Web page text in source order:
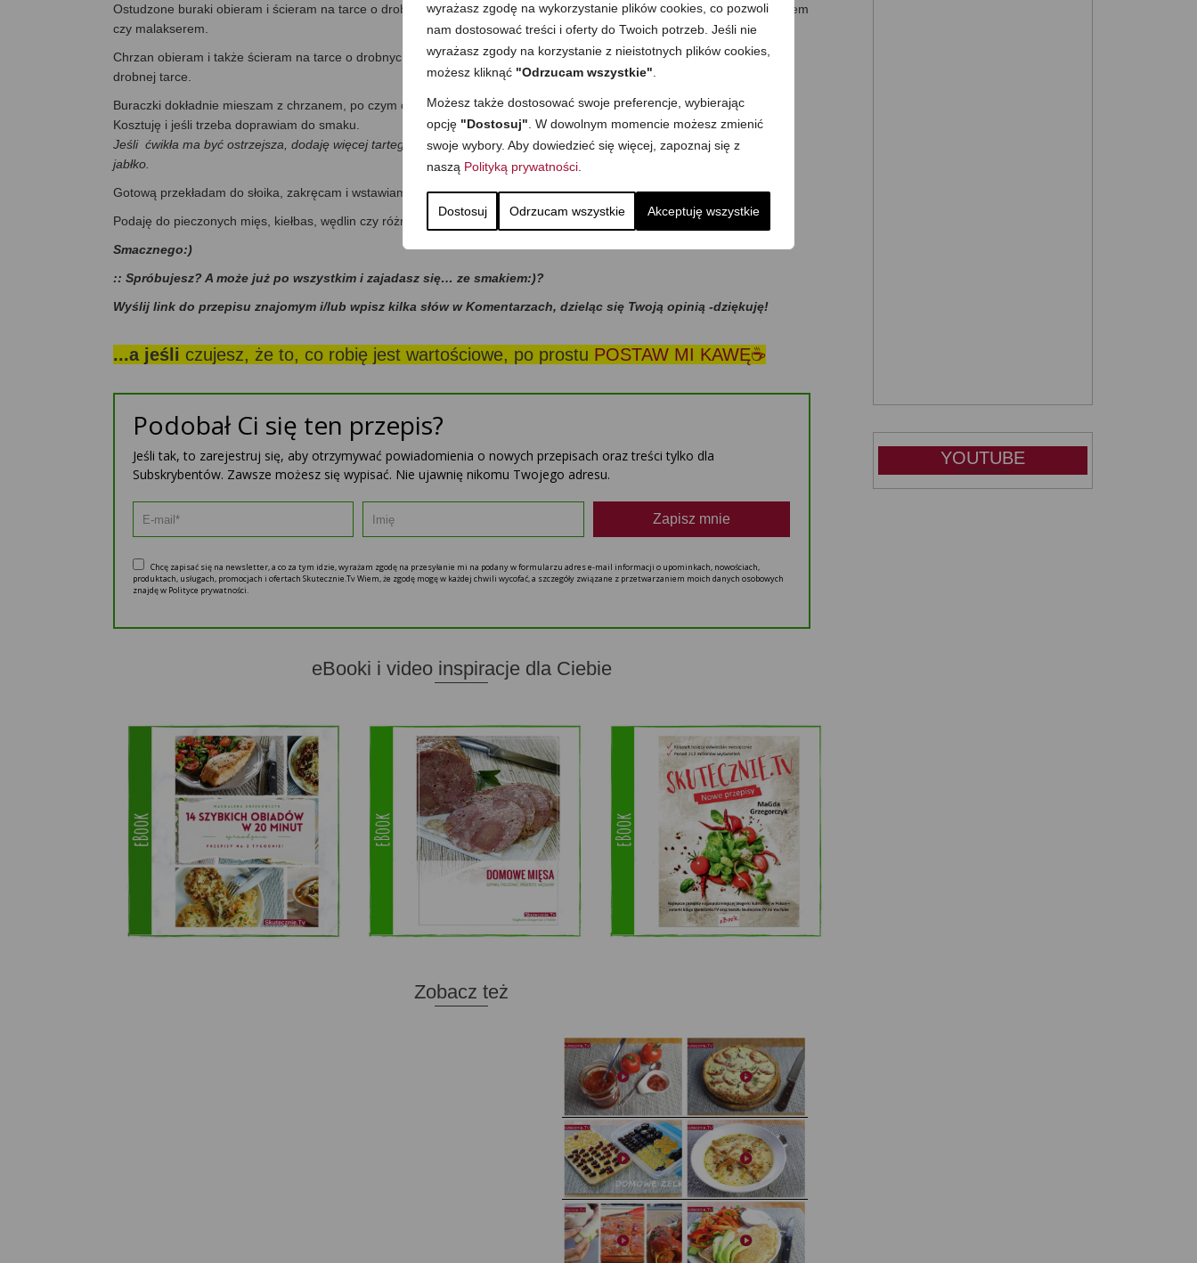
wyrażasz zgodę na wykorzystanie plików cookies, co pozwoli
nam dostosować treści i oferty do Twoich potrzeb. Jeśli nie
wyrażasz zgody na korzystanie z nieistotnych plików cookies,
możesz kliknąć "Odrzucam wszystkie"
Możesz także dostosować swoje preferencje, wybierając
opcję "Dostosuj" . W dowolnym momencie możesz zmienić
swoje wybory. Aby dowiedzieć się więcej, zapoznaj się z
naszą Polityką prywatności
Dostosuj Odrzucam wszystkie Akceptuję wszystkie
Ostudzone buraki obieram i ścieram na tarce o drobnych (lub grubych, jeśli tak lubimy;)) oczkach lub siekam np. blenderem
czy malakserem.
Chrzan obieram i także ścieram na tarce o drobnych oczkach, można posiekać np. blenderem, choć ja wolę na bardzo
drobnej tarce.
Buraczki dokładnie mieszam z chrzanem, po czym doprawiam solą, cukrem oraz świeżo wyciśniętym sokiem z cytryny.
Kosztuję i jeśli trzeba doprawiam do smaku.
Jeśli ćwikła ma być ostrzejsza, dodaję więcej tartego chrzanu lub odrobinę octu winnego, jeśli bardziej łagodna: starte
jabłko.
Gotową przekładam do słoika, zakręcam i wstawiam do lodówki na kilka dni, by smaki się przegryzły.
Podaję do pieczonych mięs, kiełbas, wędlin czy różnego rodzaju pasztetów. Wspaniały dodatek!
Smacznego:)
:: Spróbujesz? A może już po wszystkim i zajadasz się… ze smakiem:)?
Wyślij link do przepisu znajomym i/lub wpisz kilka słów w Komentarzach, dzieląc się Twoją opinią -dziękuję!
...a jeśli czujesz, że to, co robię jest wartościowe, po prostu POSTAW MI KAWĘ☕
Podobał Ci się ten przepis?
Jeśli tak, to zarejestruj się, aby otrzymywać powiadomienia o nowych przepisach oraz treści tylko dla
Subskrybentów. Zawsze możesz się wypisać. Nie ujawnię nikomu Twojego adresu.
Zapisz mnie
Chcę zapisać się na newsletter, a co za tym idzie, wyrażam zgodę na przesyłanie mi na podany w formularzu adres e-mail informacji o upominkach, nowościach,
produktach, usługach, promocjach i ofertach Skutecznie.Tv Wiem, że zgodę mogę w każdej chwili wycofać, a szczegóły związane z przetwarzaniem moich danych osobowych
znajdę w Polityce prywatności.
eBooki i video inspiracje dla Ciebie
Zobacz też
Domowy ketchup (bez cukru) Tarta francuska z cebulą i pomidorem
Domowe żelki Zupa kurkowa z selerem i pietruszką
YOUTUBE